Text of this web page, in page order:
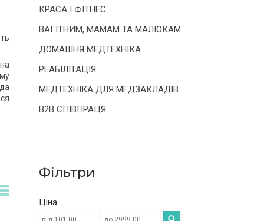
КРАСА І ФІТНЕС
ВАГІТНИМ, МАМАМ ТА МАЛЮКАМ
ДОМАШНЯ МЕДТЕХНІКА
РЕАБІЛІТАЦІЯ
МЕДТЕХНІКА ДЛЯ МЕДЗАКЛАДІВ
B2B СПІВПРАЦЯ
Фільтри
Ціна